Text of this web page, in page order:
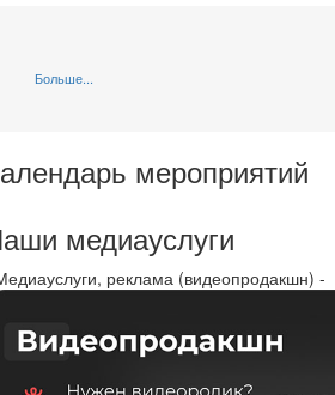
Больше...
мероприятий
медиауслуги
реклама (видеопродакшн) -